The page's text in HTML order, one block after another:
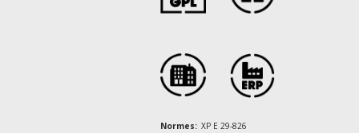
Normes: XP E 29-826